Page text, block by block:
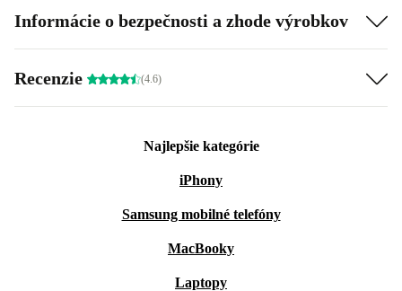
Informácie o bezpečnosti a zhode výrobkov
Recenzie (4.6)
Najlepšie kategórie
iPhony
Samsung mobilné telefóny
MacBooky
Laptopy